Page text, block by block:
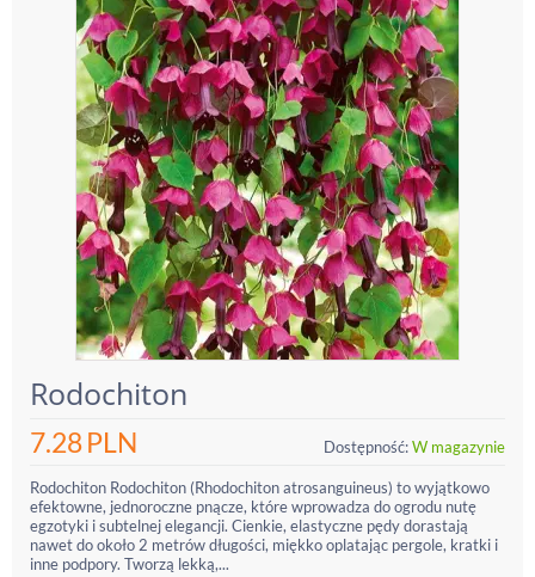
Rodochiton
7.28PLN Dostępność:W magazynie
Rodochiton Rodochiton (Rhodochiton atrosanguineus) to wyjątkowo
efektowne, jednoroczne pnącze, które wprowadza do ogrodu nutę
egzotyki i subtelnej elegancji. Cienkie, elastyczne pędy dorastają
nawet do około 2 metrów długości, miękko oplatając pergole, kratki i
inne podpory. Tworzą lekką,...